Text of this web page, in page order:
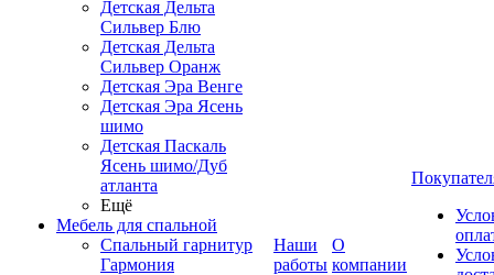
Детская Дельта
Сильвер Блю
Детская Дельта
Сильвер Оранж
Детская Эра Венге
Детская Эра Ясень
шимо
Детская Паскаль
Ясень шимо/Дуб
атланта
Ещё
Мебель для спальной
Спальный гарнитур
Гармония
Наши
работы
О
компании